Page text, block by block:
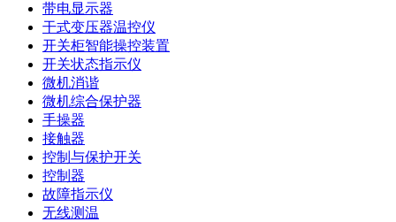
带电显示器
干式变压器温控仪
开关柜智能操控装置
开关状态指示仪
微机消谐
微机综合保护器
手操器
接触器
控制与保护开关
控制器
故障指示仪
无线测温